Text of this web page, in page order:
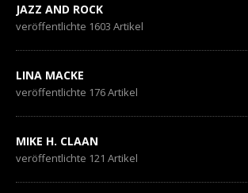
JAZZ AND ROCK
veröffentlichte 1603 Artikel
LINA MACKE
veröffentlichte 176 Artikel
MIKE H. CLAAN
veröffentlichte 121 Artikel